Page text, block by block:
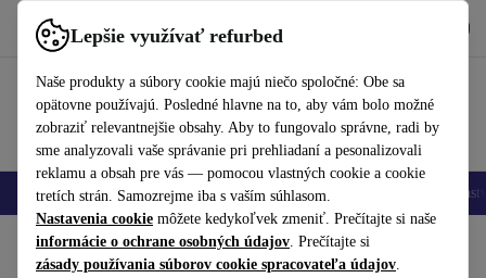
Lepšie využívať refurbed
Naše produkty a súbory cookie majú niečo spoločné: Obe sa
opätovne používajú. Posledné hlavne na to, aby vám bolo možné
zobraziť relevantnejšie obsahy. Aby to fungovalo správne, radi by
sme analyzovali vaše správanie pri prehliadaní a pesonalizovali
reklamu a obsah pre vás — pomocou vlastných cookie a cookie
tretích strán. Samozrejme iba s vaším súhlasom.
Nastavenia cookie môžete kedykoľvek zmeniť. Prečítajte si naše
informácie o ochrane osobných údajov. Prečítajte si
zásady používania súborov cookie spracovateľa údajov.
používať refurbed rýchlo a jednoducho
Mobilné telefóny Laptopy Tablety Inteligentné hodinky
Domov Produkty Mobilné telefóny a smartfóny Mobilné telefóny Alcatel